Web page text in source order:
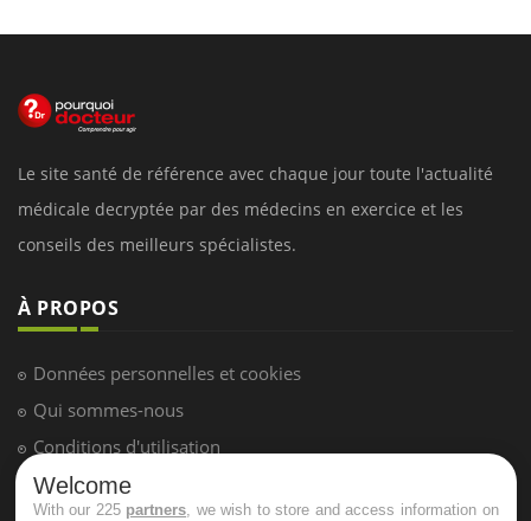
Le site santé de référence avec chaque jour toute l'actualité
médicale decryptée par des médecins en exercice et les
conseils des meilleurs spécialistes.
À PROPOS
Données personnelles et cookies
Qui sommes-nous
Conditions d'utilisation
Plan du site
Welcome
With our 225 partners , we wish to store and access information on